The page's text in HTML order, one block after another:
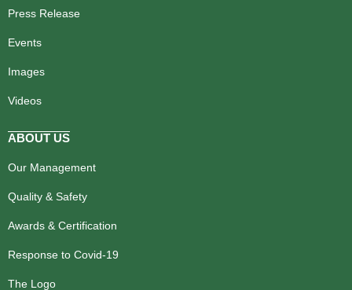
Press Release
Events
Images
Videos
ABOUT US
Our Management
Quality & Safety
Awards & Certification
Response to Covid-19
The Logo